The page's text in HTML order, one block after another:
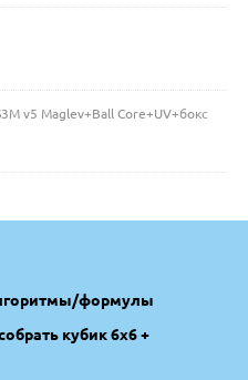
v5 Maglev+Ball Core+UV+бокс
формулы
кубик 6х6 +